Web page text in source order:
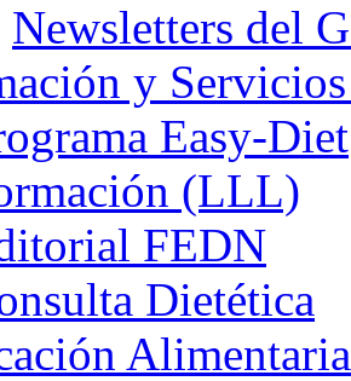
Newsletters del
y
Easy-Diet
(LLL)
FEDN
Dietética
Alimentaria